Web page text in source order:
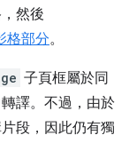
然後
格部分。
子頁框屬於同
譯。不過，由於
段，因此仍有獨